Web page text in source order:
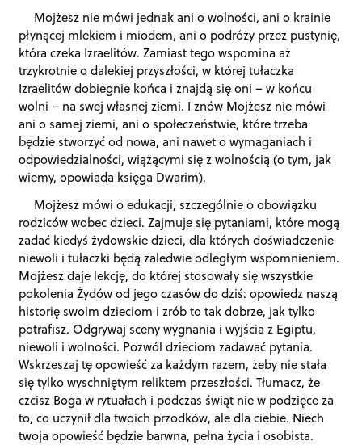
Mojżesz nie mówi jednak ani o wolności, ani o krainie
płynącej mlekiem i miodem, ani o podróży przez pustynię,
która czeka Izraelitów. Zamiast tego wspomina aż
trzykrotnie o dalekiej przyszłości, w której tułaczka
Izraelitów dobiegnie końca i znajdą się oni – w końcu
wolni – na swej własnej ziemi. I znów Mojżesz nie mówi
ani o samej ziemi, ani o społeczeństwie, które trzeba
będzie stworzyć od nowa, ani nawet o wymaganiach i
odpowiedzialności, wiążącymi się z wolnością (o tym, jak
wiemy, opowiada księga Dwarim).
Mojżesz mówi o edukacji, szczególnie o obowiązku
rodziców wobec dzieci. Zajmuje się pytaniami, które mogą
zadać kiedyś żydowskie dzieci, dla których doświadczenie
niewoli i tułaczki będą zaledwie odległym wspomnieniem.
Mojżesz daje lekcję, do której stosowały się wszystkie
pokolenia Żydów od jego czasów do dziś: opowiedz naszą
historię swoim dzieciom i zrób to tak dobrze, jak tylko
potrafisz. Odgrywaj sceny wygnania i wyjścia z Egiptu,
niewoli i wolności. Pozwól dzieciom zadawać pytania.
Wskrzeszaj tę opowieść za każdym razem, żeby nie stała
się tylko wyschniętym reliktem przeszłości. Tłumacz, że
czcisz Boga w rytuałach i podczas świąt nie w podzięce za
to, co uczynił dla twoich przodków, ale dla ciebie. Niech
twoja opowieść będzie barwna, pełna życia i osobista.